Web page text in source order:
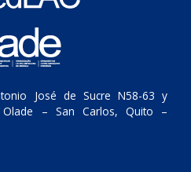
José de Sucre N58-63 y
Olade – San Carlos, Quito –